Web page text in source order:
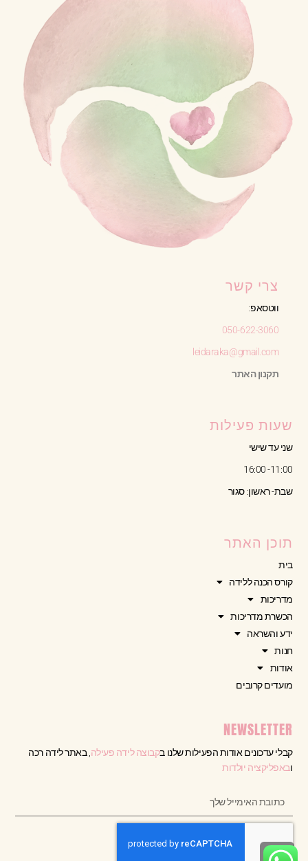
צרי קשר
ווטסאפ:
050-622-3060
leidaraka@gmail.com
תקנון האתר
שעות פעילות
שני עד שישי
11:00- 16:00
שבת- ראשון: סגור
תוכן האתר
בית
קורס הכנה ללידה
מדריכות
הכשרת מדריכות
ידע והשראה
חנות
אודות
מועדים קרובים
NEWSLETTER
קבלי עדכונים אודות הפעילות שלנו בקבוצה לידה פעילה , באתר לידה רכה
ובאפליקציה יולדות